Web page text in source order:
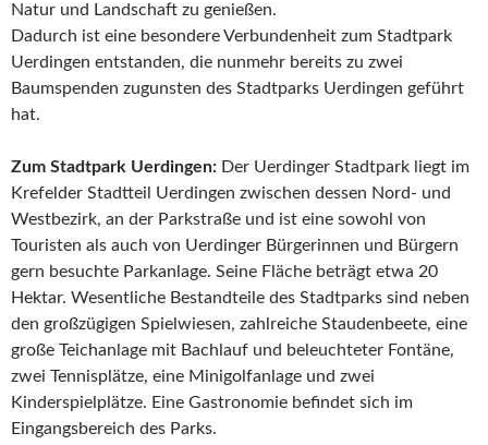
Natur und Landschaft zu genießen.
Dadurch ist eine besondere Verbundenheit zum Stadtpark
Uerdingen entstanden, die nunmehr bereits zu zwei
Baumspenden zugunsten des Stadtparks Uerdingen geführt
hat.
Zum Stadtpark Uerdingen: Der Uerdinger Stadtpark liegt im
Krefelder Stadtteil Uerdingen zwischen dessen Nord- und
Westbezirk, an der Parkstraße und ist eine sowohl von
Touristen als auch von Uerdinger Bürgerinnen und Bürgern
gern besuchte Parkanlage. Seine Fläche beträgt etwa 20
Hektar. Wesentliche Bestandteile des Stadtparks sind neben
den großzügigen Spielwiesen, zahlreiche Staudenbeete, eine
große Teichanlage mit Bachlauf und beleuchteter Fontäne,
zwei Tennisplätze, eine Minigolfanlage und zwei
Kinderspielplätze. Eine Gastronomie befindet sich im
Eingangsbereich des Parks.